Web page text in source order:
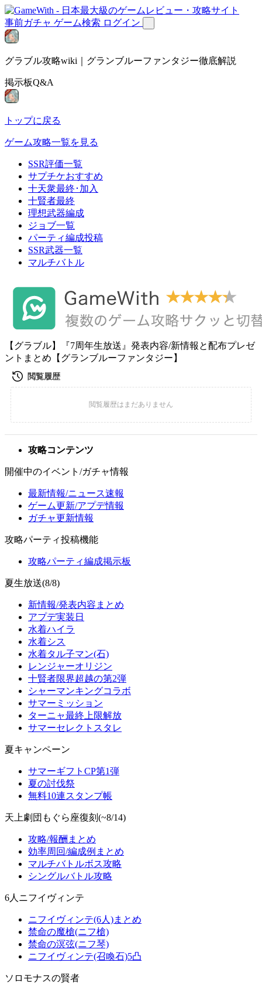
事前ガチャ ゲーム検索 ログイン
グラブル攻略wiki｜グランブルーファンタジー徹底解説
掲示板Q&A
トップに戻る
ゲーム攻略一覧を見る
SSR評価一覧
サプチケおすすめ
十天衆最終･加入
十賢者最終
理想武器編成
ジョブ一覧
パーティ編成投稿
SSR武器一覧
マルチバトル
【グラブル】『7周年生放送』発表内容/新情報と配布プレゼ
ントまとめ【グランブルーファンタジー】
攻略コンテンツ
開催中のイベント/ガチャ情報
最新情報/ニュース速報
ゲーム更新/アプデ情報
ガチャ更新情報
攻略パーティ投稿機能
攻略パーティ編成掲示板
夏生放送(8/8)
新情報/発表内容まとめ
アプデ実装日
水着ハイラ
水着シス
水着タル子マン(石)
レンジャーオリジン
十賢者限界超越の第2弾
シャーマンキングコラボ
サマーミッション
ターニャ最終上限解放
サマーセレクトスタレ
夏キャンペーン
サマーギフトCP第1弾
夏の討伐祭
無料10連スタンプ帳
天上劇団もぐら座復刻(~8/14)
攻略/報酬まとめ
効率周回/編成例まとめ
マルチバトルボス攻略
シングルバトル攻略
6人ニフイヴィンテ
ニフイヴィンテ(6人)まとめ
禁命の魔槍(ニフ槍)
禁命の溟弦(ニフ琴)
ニフイヴィンテ(召喚石)5凸
ソロモナスの賢者